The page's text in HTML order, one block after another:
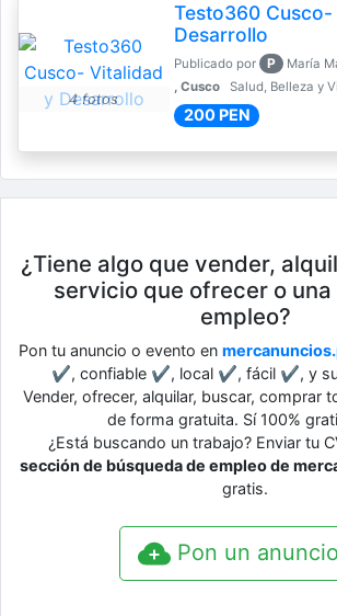
4 fotos
Testo360
Desarrollo
Publicado por P
María
, Cusco
Salud, Belleza y
200 PEN
¿Tiene algo que vender,
servicio que ofrecer o
empleo?
Pon tu anuncio o evento en
✔, confiable ✔, local ✔, fácil ✔, y
Vender, ofrecer, alquilar, buscar, comprar
de forma gratuita. Sí 100%
¿Está buscando un trabajo? Enviar tu
sección de búsqueda de empleo de
gratis.
Pon un